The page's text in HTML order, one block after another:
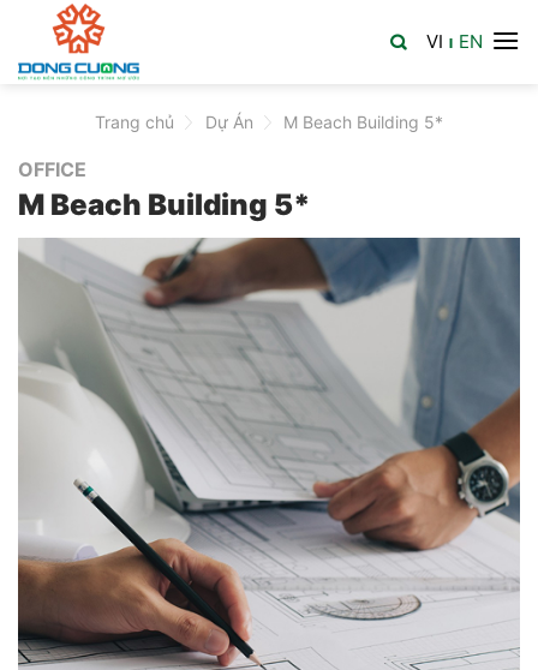
content
VI | EN
Trang chủ > Dự Án > M Beach Building 5*
OFFICE
M Beach Building 5*